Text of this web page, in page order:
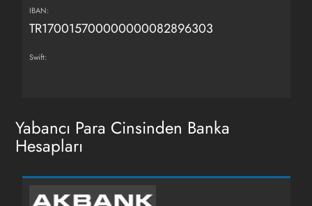
IBAN:
TR170015700000000082896303
Swift:
Yabancı Para Cinsinden Banka
Hesapları